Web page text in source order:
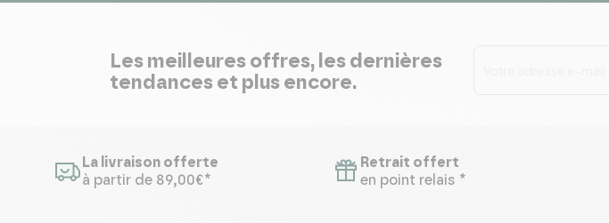
Les meilleures offres, les dernières
tendances et plus encore.
La livraison offerte
à partir de 89,00€*
Retrait offert
en point relais *